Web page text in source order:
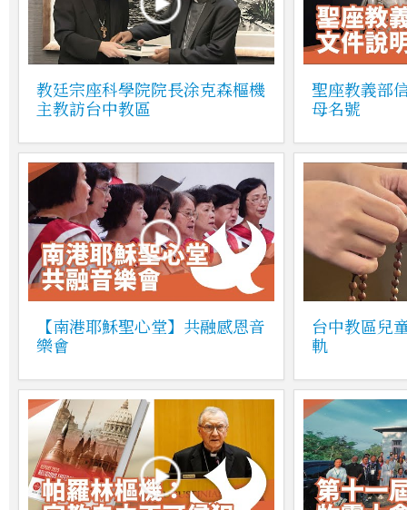
教廷宗座科學院院長涂克森樞機
主教訪台中教區
聖座教義部
母名號
【南港耶穌聖心堂】共融感恩音
樂會
台中教區兒
軌